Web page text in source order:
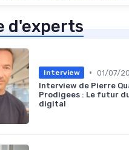
d'experts
Interview • 01/07/
Interview de Pierre
Prodigees : Le futur
digital